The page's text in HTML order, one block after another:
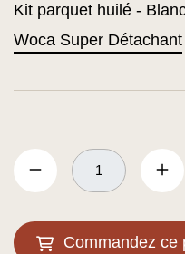
Kit parquet huilé -
Woca Super Détachant
Commandez ce